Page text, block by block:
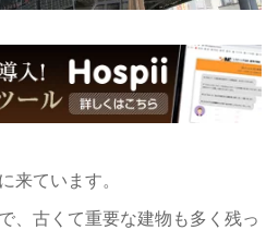
来ています。
、古くて重要な建物も多く残っ